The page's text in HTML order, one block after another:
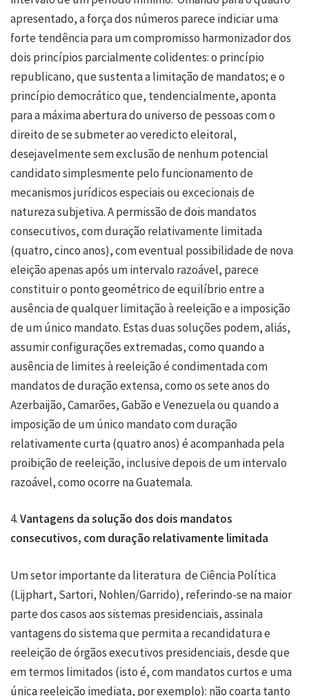
apresentado, a força dos números parece indiciar uma
forte tendência para um compromisso harmonizador dos
dois princípios parcialmente colidentes: o princípio
republicano, que sustenta a limitação de mandatos; e o
princípio democrático que, tendencialmente, aponta
para a máxima abertura do universo de pessoas com o
direito de se submeter ao veredicto eleitoral,
desejavelmente sem exclusão de nenhum potencial
candidato simplesmente pelo funcionamento de
mecanismos jurídicos especiais ou excecionais de
natureza subjetiva. A permissão de dois mandatos
consecutivos, com duração relativamente limitada
(quatro, cinco anos), com eventual possibilidade de nova
eleição apenas após um intervalo razoável, parece
constituir o ponto geométrico de equilíbrio entre a
ausência de qualquer limitação à reeleição e a imposição
de um único mandato. Estas duas soluções podem, aliás,
assumir configurações extremadas, como quando a
ausência de limites à reeleição é condimentada com
mandatos de duração extensa, como os sete anos do
Azerbaijão, Camarões, Gabão e Venezuela ou quando a
imposição de um único mandato com duração
relativamente curta (quatro anos) é acompanhada pela
proibição de reeleição, inclusive depois de um intervalo
razoável, como ocorre na Guatemala.
4.Vantagens da solução dos dois mandatos
consecutivos, com duração relativamente limitada
Um setor importante da literatura de Ciência Política
(Lijphart, Sartori, Nohlen/Garrido), referindo-se na maior
parte dos casos aos sistemas presidenciais, assinala
vantagens do sistema que permita a recandidatura e
reeleição de órgãos executivos presidenciais, desde que
em termos limitados (isto é, com mandatos curtos e uma
única reeleição imediata, por exemplo): não coarta tanto